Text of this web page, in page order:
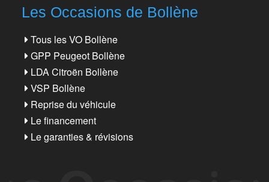
Les Occasions de Bollène
Tous les VO Bollène
GPP Peugeot Bollène
LDA Citroën Bollène
VSP Bollène
Reprise du véhicule
Le financement
Le garanties & révisions